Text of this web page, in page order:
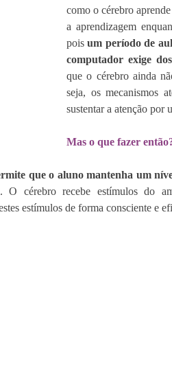
como o cérebro
a aprendizagem
pois um período de
computador exige
que o cérebro ainda
seja, os mecanismos
sustentar a atenção por
Mas o que fazer
que o aluno mantenha um
. O cérebro recebe estímulos do
estímulos de forma consciente e